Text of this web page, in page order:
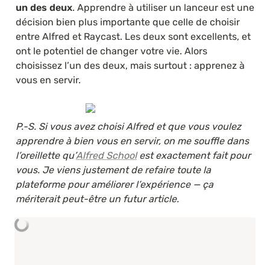
un des deux. Apprendre à utiliser un lanceur est une
décision bien plus importante que celle de choisir
entre Alfred et Raycast. Les deux sont excellents, et
ont le potentiel de changer votre vie. Alors
choisissez l’un des deux, mais surtout : apprenez à
vous en servir.
P.-S. Si vous avez choisi Alfred et que vous voulez
apprendre à bien vous en servir, on me souffle dans
l’oreillette qu’Alfred School est exactement fait pour
vous. Je viens justement de refaire toute la
plateforme pour améliorer l’expérience — ça
mériterait peut-être un futur article.